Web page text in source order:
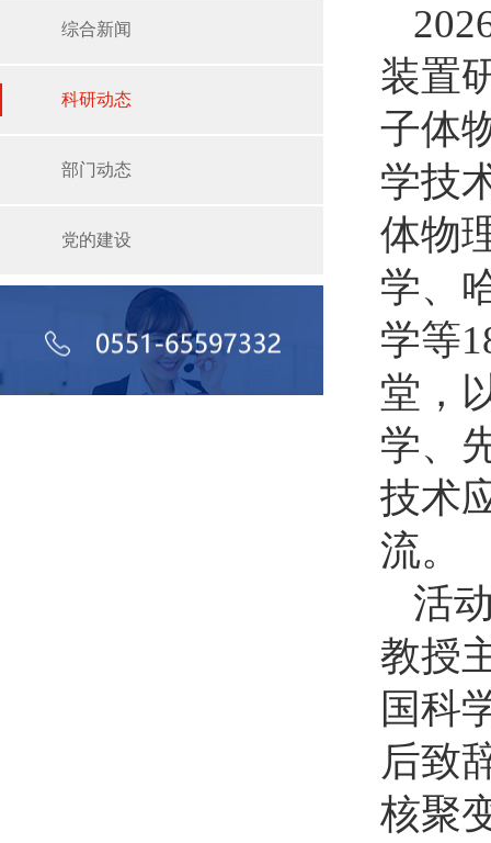
综合新闻
科研动态
部门动态
党的建设
装置
子体
学技
体物
学、
学等
堂，
学、
技术
流。
活
教授
国科
后致
核聚